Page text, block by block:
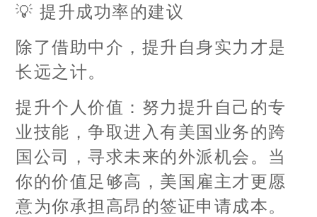
💡 提升成功率的建议
除了借助中介，提升自身实力才是
长远之计。
提升个人价值：努力提升自己的专
业技能，争取进入有美国业务的跨
国公司，寻求未来的外派机会。当
你的价值足够高，美国雇主才更愿
意为你承担高昂的签证申请成本。